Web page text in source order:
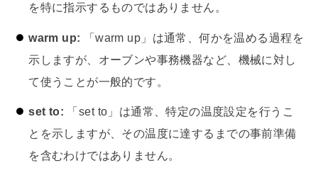
を特に指示するものではありません。
warm up: 「warm up」は通常、何かを温める過程を
示しますが、オーブンや事務機器など、機械に対し
て使うことが一般的です。
set to: 「set to」は通常、特定の温度設定を行うこ
とを示しますが、その温度に達するまでの事前準備
を含むわけではありません。